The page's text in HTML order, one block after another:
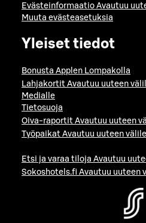
Evästeinformaatio Avautuu
Muuta evästeasetuksia
Yleiset tiedot
Bonusta Applen Lompakolla
Lahjakortit Avautuu uuteen
Medialle
Tietosuoja
Oiva-raportit Avautuu uuteen
Työpaikat Avautuu uuteen
Etsi ja varaa tiloja Avautuu
Sokoshotels.fi Avautuu uuteen